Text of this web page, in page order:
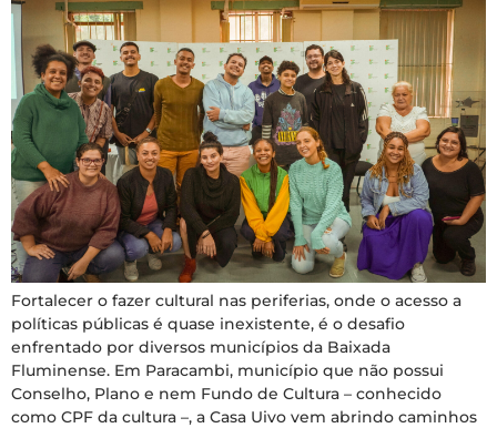
Fortalecer o fazer cultural nas periferias, onde o acesso a
políticas públicas é quase inexistente, é o desafio
enfrentado por diversos municípios da Baixada
Fluminense. Em Paracambi, município que não possui
Conselho, Plano e nem Fundo de Cultura – conhecido
como CPF da cultura –, a Casa Uivo vem abrindo caminhos